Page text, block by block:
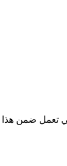
تعمل ضمن هذا